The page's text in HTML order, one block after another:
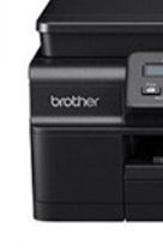
งหมด
เรา